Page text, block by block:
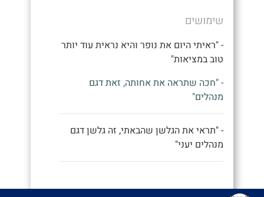
שימושים
- "ראיתי היום את נופר והיא נראית עוד יותר
טוב במציאות"
- "חכה שתראה את אחותה, זאת דגם
מנהלים"
- "תראי את הגלשן שהבאתי, זה גלשן דגם
מנהלים יעני"